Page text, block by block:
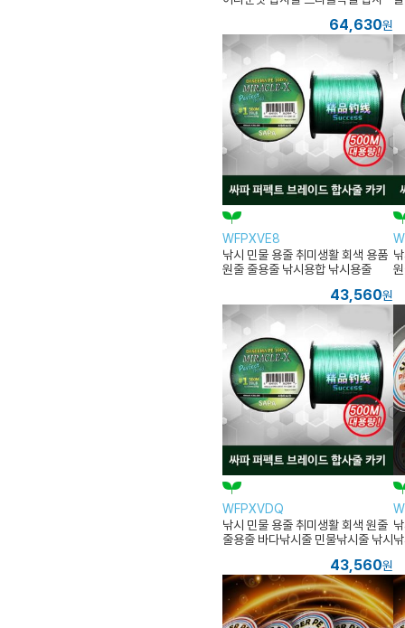
64,630원
WFPXVE8
낚시 민물 용줄 취미생활 회색 용품
원줄 줄용줄 낚시용합 낚시용줄
43,560원
WFPXVDQ
낚시 민물 용줄 취미생활 회색 원줄
줄용줄 바다낚시줄 민물낚시줄 낚시
43,560원